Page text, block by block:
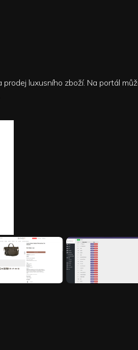
luxusního zboží. Na portál